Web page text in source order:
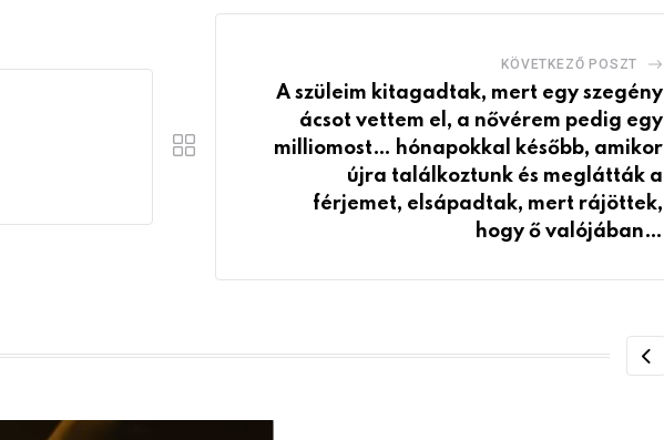
KÖVETKEZŐ POSZT
A szüleim kitagadtak, mert egy szegény
ácsot vettem el, a nővérem pedig egy
milliomost… hónapokkal később, amikor
újra találkoztunk és meglátták a
férjemet, elsápadtak, mert rájöttek,
hogy ő valójában…